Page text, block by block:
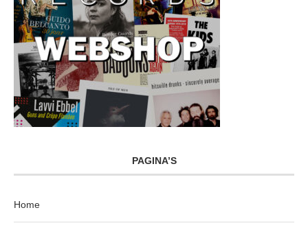
PAGINA’S
Home